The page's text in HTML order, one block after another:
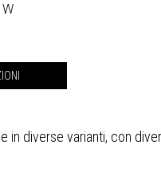
in diverse varianti, con